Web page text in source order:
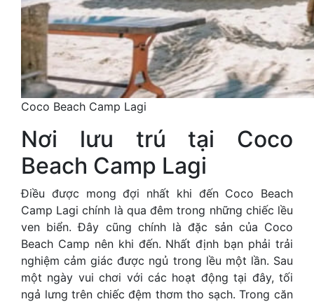
Coco Beach Camp Lagi
Nơi lưu trú tại Coco
Beach Camp Lagi
Điều được mong đợi nhất khi đến Coco Beach
Camp Lagi chính là qua đêm trong những chiếc lều
ven biển. Đây cũng chính là đặc sản của Coco
Beach Camp nên khi đến. Nhất định bạn phải trải
nghiệm cảm giác được ngủ trong lều một lần. Sau
một ngày vui chơi với các hoạt động tại đây, tối
ngả lưng trên chiếc đệm thơm tho sạch. Trong căn